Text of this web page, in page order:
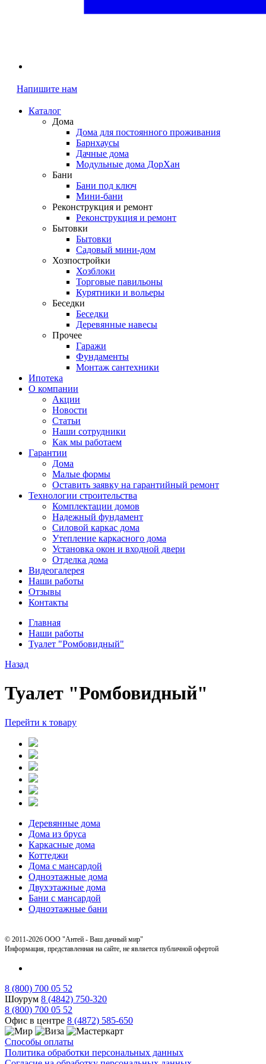
Напишите нам
Каталог
Дома
Дома для постоянного проживания
Барнхаусы
Дачные дома
Модульные дома ДорХан
Бани
Бани под ключ
Мини-бани
Реконструкция и ремонт
Реконструкция и ремонт
Бытовки
Бытовки
Садовый мини-дом
Хозпостройки
Хозблоки
Торговые павильоны
Курятники и вольеры
Беседки
Беседки
Деревянные навесы
Прочее
Гаражи
Фундаменты
Монтаж сантехники
Ипотека
О компании
Акции
Новости
Статьи
Наши сотрудники
Как мы работаем
Гарантии
Дома
Малые формы
Оставить заявку на гарантийный ремонт
Технологии строительства
Комплектации домов
Надежный фундамент
Силовой каркас дома
Утепление каркасного дома
Установка окон и входной двери
Отделка дома
Видеогалерея
Наши работы
Отзывы
Контакты
Главная
Наши работы
Туалет "Ромбовидный"
Назад
Туалет "Ромбовидный"
Перейти к товару
Деревянные дома
Дома из бруса
Каркасные дома
Коттеджи
Дома с мансардой
Одноэтажные дома
Двухэтажные дома
Бани с мансардой
Одноэтажные бани
© 2011-2026 ООО "Антей - Ваш дачный мир"
Информация, представленная на сайте, не является публичной офертой
8 (800) 700 05 52
Шоурум 8 (4842) 750-320
8 (800) 700 05 52
Офис в центре 8 (4872) 585-650
Способы оплаты
Политика обработки персональных данных